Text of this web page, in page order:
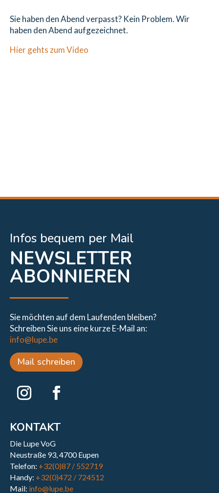
Sie haben den Abend verpasst? Kein Problem. Wir
haben den Abend aufgezeichnet.
Hier gehts zum Video
Infos bequem per Mail
NEWSLETTER
ABONNIEREN
Sie möchten auf dem Laufenden bleiben?
Schreiben Sie uns eine kurze E-Mail an:
info@lupe.be
Mail schreiben
KONTAKT
Die Lupe VoG
Neustraße 93, 4700 Eupen
Telefon: +32(0)87 / 552719
Handy: +32(0)472 / 724512
Mail: info@lupe.be